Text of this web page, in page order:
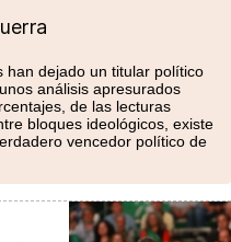
han dejado un titular político
análisis apresurados
de las lecturas
bloques ideológicos, existe
vencedor político de